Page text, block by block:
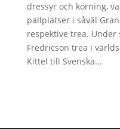
dressyr och körning,
pallplatser i såväl
respektive trea. Under
Fredricson trea i
Kittel till Svenska...